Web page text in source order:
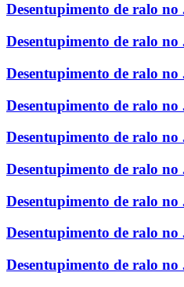
Desentupimento de ralo
Desentupimento de ralo
Desentupimento de ralo
Desentupimento de ralo
Desentupimento de ralo
Desentupimento de ralo
Desentupimento de ralo
Desentupimento de ralo
Desentupimento de ralo